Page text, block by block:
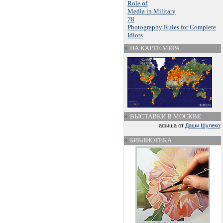
Role of
Media in Military
78
Photography Rules for Complete
Idiots
НА КАРТЕ МИРА
ВЫСТАВКИ В МОСКВЕ
афиша от Даши Шулеко:
БИБЛИОТЕКА